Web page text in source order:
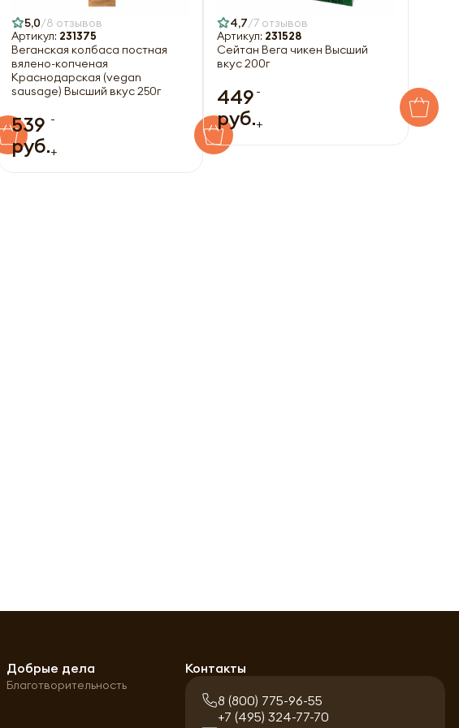
5,0 8 отзывов
Артикул: 231375
Веганская колбаса постная
вялено-копченая
Краснодарская (vegan
sausage) Высший вкус 250г
539
руб.
-
+
4,7 7 отзывов
Артикул: 231528
Сейтан Вега чикен Высший
вкус 200г
449
руб.
-
+
Добрые дела
Благотворительность
Контакты
8 (800) 775-96-55
+7 (495) 324-77-70